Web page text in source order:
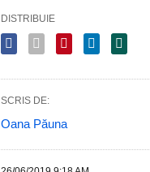
DISTRIBUIE
SCRIS DE:
Oana Păuna